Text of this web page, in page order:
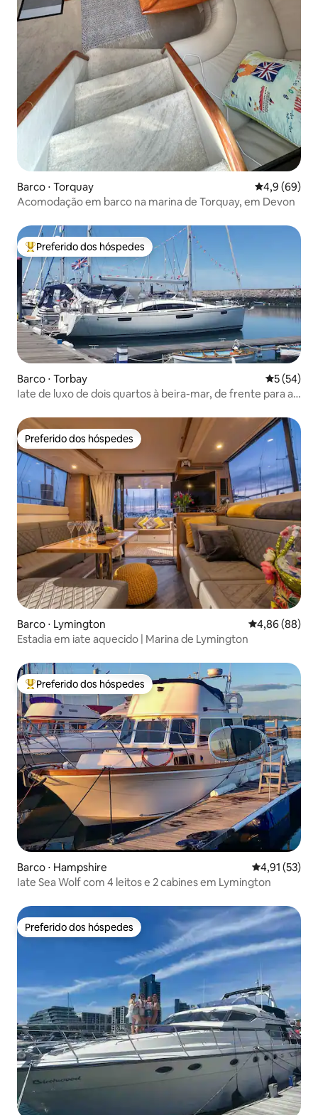
Barco ⋅ Torquay 4,9 de uma
4,9 (69)
Acomodação em barco na marina de Torquay, em Devon
Entre os melhores preferidos dos hóspedes
Preferido dos hóspedes
Barco ⋅ Torbay 5 de uma
5 (54)
Iate de luxo de dois quartos à beira-mar, de frente para a
Preferido dos hóspedes
Preferido dos hóspedes
Barco ⋅ Lymington 4,86 de uma
4,86 (88)
Estadia em iate aquecido | Marina de Lymington
Entre os melhores preferidos dos hóspedes
Preferido dos hóspedes
Barco ⋅ Hampshire 4,91 de uma
4,91 (53)
Iate Sea Wolf com 4 leitos e 2 cabines em Lymington
Preferido dos hóspedes
Preferido dos hóspedes